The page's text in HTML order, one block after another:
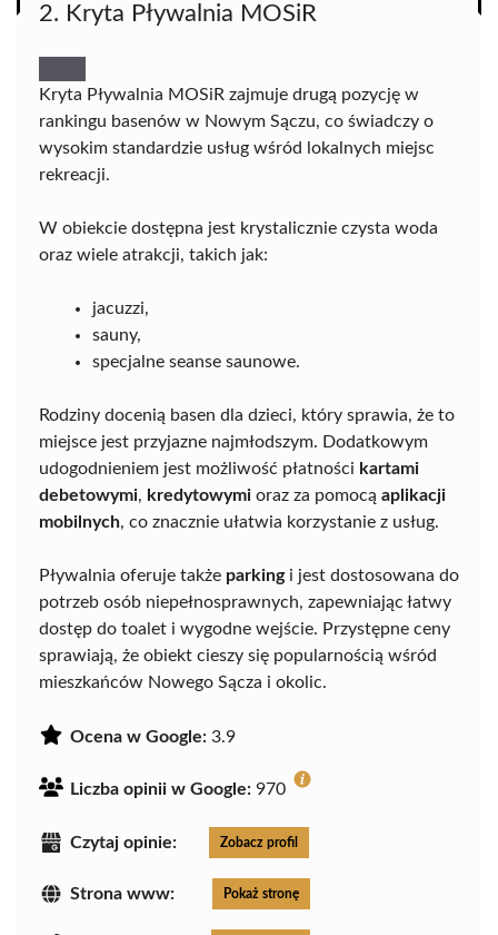
2. Kryta Pływalnia MOSiR
Kryta Pływalnia MOSiR zajmuje drugą pozycję w
rankingu basenów w Nowym Sączu, co świadczy o
wysokim standardzie usług wśród lokalnych miejsc
rekreacji.
W obiekcie dostępna jest krystalicznie czysta woda
oraz wiele atrakcji, takich jak:
jacuzzi,
sauny,
specjalne seanse saunowe.
Rodziny docenią basen dla dzieci, który sprawia, że to
miejsce jest przyjazne najmłodszym. Dodatkowym
udogodnieniem jest możliwość płatności kartami
debetowymi, kredytowymi oraz za pomocą aplikacji
mobilnych, co znacznie ułatwia korzystanie z usług.
Pływalnia oferuje także parkingi jest dostosowana do
potrzeb osób niepełnosprawnych, zapewniając łatwy
dostęp do toalet i wygodne wejście. Przystępne ceny
sprawiają, że obiekt cieszy się popularnością wśród
mieszkańców Nowego Sącza i okolic.
Ocena w Google: 3.9
Liczba opinii w Google: 970
Czytaj opinie: Zobacz profil
Strona www: Pokaż stronę